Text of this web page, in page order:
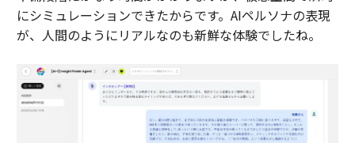
にシミュレーションできたからです。AIペルソナの表現
が、人間のようにリアルなのも新鮮な体験でしたね。